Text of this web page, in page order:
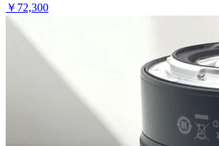
￥ 72,300